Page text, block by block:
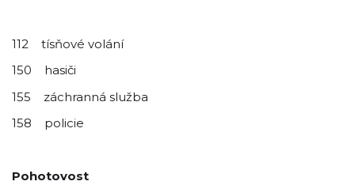
112 tísňové volání
150 hasiči
155 záchranná služba
158 policie
Pohotovost